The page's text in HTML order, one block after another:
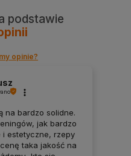
podstawie
opinie?
na bardzo solidne.
jak bardzo
i estetyczne, rzepy
taka jakość na